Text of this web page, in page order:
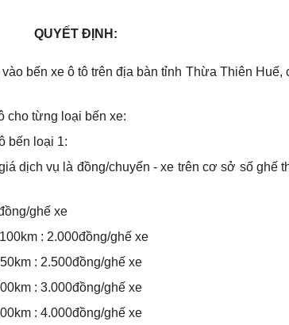
QUYẾT ĐỊNH:
bến xe ô tô trên địa bàn tỉnh Thừa Thiên Huế,
cho từng loại bến xe:
bến loại 1:
dịch vụ là đồng/chuyến - xe trên cơ sở số ghế
ghế xe
: 2.000đồng/ghế xe
: 2.500đồng/ghế xe
: 3.000đồng/ghế xe
: 4.000đồng/ghế xe